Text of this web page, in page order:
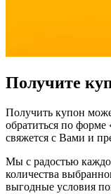
Получите
Получить купон
обратиться по
свяжется с Вами и
Мы с радостью
количества
выгодные условия